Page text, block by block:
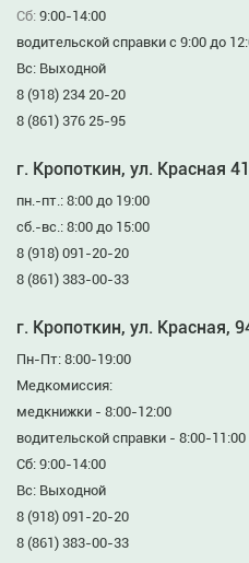
Сб: 9:00-14:00
водительской справки с 9:00 до
Вс: Выходной
8 (918) 234 20-20
8 (861) 376 25-95
г. Кропоткин, ул. Красная
пн.-пт.: 8:00 до 19:00
сб.-вс.: 8:00 до 15:00
8 (918) 091-20-20
8 (861) 383-00-33
г. Кропоткин, ул. Красная,
Пн-Пт: 8:00-19:00
Медкомиссия:
медкнижки - 8:00-12:00
водительской справки - 8:00-11:00
Сб: 9:00-14:00
Вс: Выходной
8 (918) 091-20-20
8 (861) 383-00-33